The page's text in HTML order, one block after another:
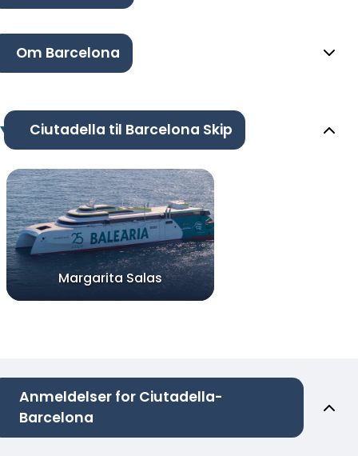
Om Barcelona
Ciutadella til Barcelona Skip
Margarita Salas
Anmeldelser for Ciutadella-
Barcelona